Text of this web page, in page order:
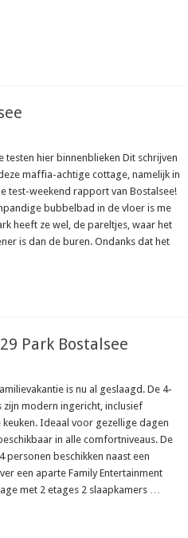
testen hier binnenblieken Dit schrijven
maffia-achtige cottage, namelijk in
test-weekend rapport van Bostalsee!
bubbelbad in de vloer is me
heeft ze wel, de pareltjes, waar het
is dan de buren. Ondanks dat het
Park Bostalsee
is nu al geslaagd. De 4-
modern ingericht, inclusief
Ideaal voor gezellige dagen
in alle comfortniveaus. De
personen beschikken naast een
een aparte Family Entertainment
met 2 etages 2 slaapkamers …